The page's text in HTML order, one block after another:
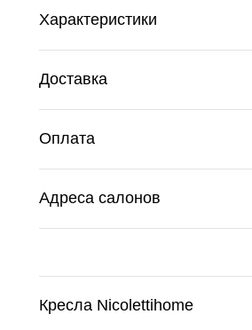
Характеристики
Доставка
Оплата
Адреса салонов
Кресла Nicolettihome